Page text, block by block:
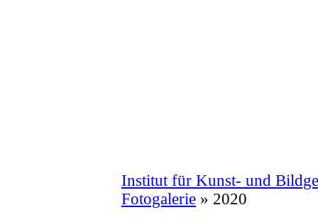
Institut für Kunst- und
Fotogalerie » 2020